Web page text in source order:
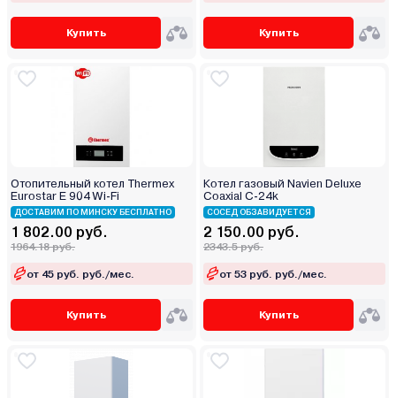
Купить Купить
Отопительный котел Thermex
Eurostar E 904 Wi-Fi
ДОСТАВИМ ПО МИНСКУ БЕСПЛАТНО
1 802.00 руб.
1964.18 руб.
от 45 руб. руб./мес.
Купить
Котел газовый Navien Deluxe
Coaxial C-24k
СОСЕД ОБЗАВИДУЕТСЯ
2 150.00 руб.
2343.5 руб.
от 53 руб. руб./мес.
Купить